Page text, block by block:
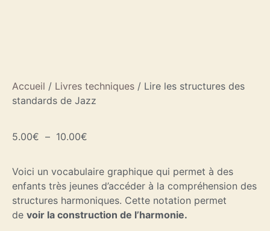
Accueil / Livres techniques / Lire les structures des
standards de Jazz
5.00€ – 10.00€
Voici un vocabulaire graphique qui permet à des
enfants très jeunes d’accéder à la compréhension des
structures harmoniques. Cette notation permet
de voir la construction de l’harmonie.